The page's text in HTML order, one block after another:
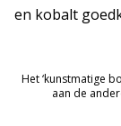
en kobalt
Het ‘kunstmatige
aan de